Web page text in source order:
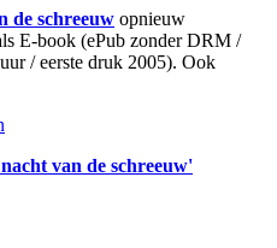
de schreeuw opnieuw
E-book (ePub zonder DRM /
/ eerste druk 2005). Ook
van de schreeuw'